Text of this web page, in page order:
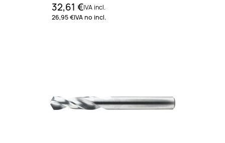
32,61 €IVA incl.
26,95 €IVA no incl.